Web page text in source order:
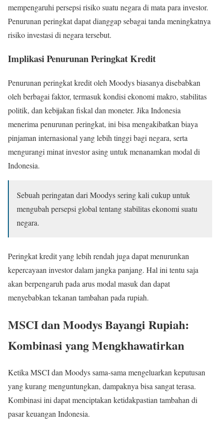
mempengaruhi persepsi risiko suatu negara di mata para investor.
Penurunan peringkat dapat dianggap sebagai tanda meningkatnya
risiko investasi di negara tersebut.
Implikasi Penurunan Peringkat Kredit
Penurunan peringkat kredit oleh Moodys biasanya disebabkan
oleh berbagai faktor, termasuk kondisi ekonomi makro, stabilitas
politik, dan kebijakan fiskal dan moneter. Jika Indonesia
menerima penurunan peringkat, ini bisa mengakibatkan biaya
pinjaman internasional yang lebih tinggi bagi negara, serta
mengurangi minat investor asing untuk menanamkan modal di
Indonesia.
Sebuah peringatan dari Moodys sering kali cukup untuk
mengubah persepsi global tentang stabilitas ekonomi suatu
negara.
Peringkat kredit yang lebih rendah juga dapat menurunkan
kepercayaan investor dalam jangka panjang. Hal ini tentu saja
akan berpengaruh pada arus modal masuk dan dapat
menyebabkan tekanan tambahan pada rupiah.
MSCI dan Moodys Bayangi Rupiah:
Kombinasi yang Mengkhawatirkan
Ketika MSCI dan Moodys sama-sama mengeluarkan keputusan
yang kurang menguntungkan, dampaknya bisa sangat terasa.
Kombinasi ini dapat menciptakan ketidakpastian tambahan di
pasar keuangan Indonesia.